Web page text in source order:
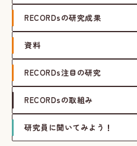
RECORDsの研究成果
資料
RECORDs注目の研究
RECORDsの取組み
研究員に聞いてみよう！